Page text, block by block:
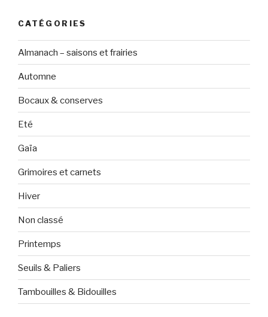
CATÉGORIES
Almanach – saisons et frairies
Automne
Bocaux & conserves
Eté
Gaïa
Grimoires et carnets
Hiver
Non classé
Printemps
Seuils & Paliers
Tambouilles & Bidouilles